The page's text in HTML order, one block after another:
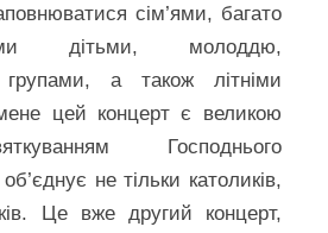
сім’ями, багато
дітьми, молоддю,
групами, а також літніми
цей концерт є великою
Господнього
не тільки католиків,
Це вже другий концерт,